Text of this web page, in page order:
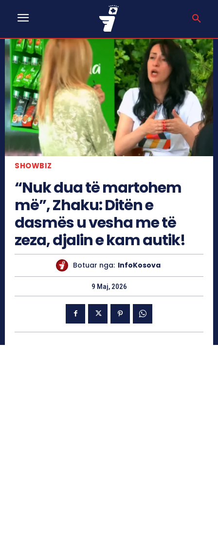
SHOWBIZ
“Nuk dua të martohem
më”, Zhaku: Ditën e
dasmës u vesha me të
zeza, djalin e kam autik!
Botuar nga: InfoKosova
9 Maj, 2026